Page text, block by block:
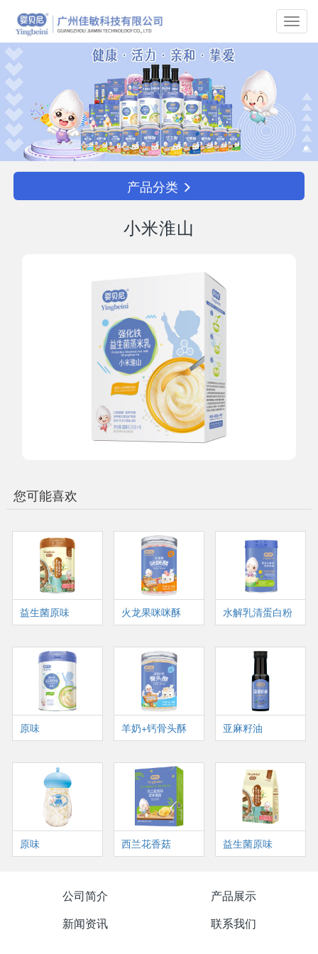
产品分类
小米淮山
您可能喜欢
益生菌原味 火龙果咪咪酥 水解乳清蛋白粉
原味 羊奶+钙骨头酥 亚麻籽油
原味 西兰花香菇 益生菌原味
公司简介
产品展示
新闻资讯
联系我们